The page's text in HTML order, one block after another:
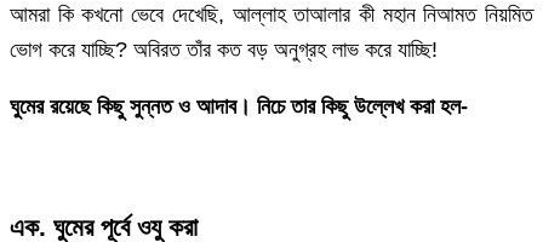
আমরা কি কখনো ভেবে দেখেছি, আল্লাহ তাআলার কী মহান নিআমত নিয়মিত
ভোগ করে যাচ্ছি? অবিরত তাঁর কত বড় অনুগ্রহ লাভ করে যাচ্ছি!
ঘুমের রয়েছে কিছু সুন্নত ও আদাব। নিচে তার কিছু উল্লেখ করা হল-
এক. ঘুমের পূর্বে ওযু করা